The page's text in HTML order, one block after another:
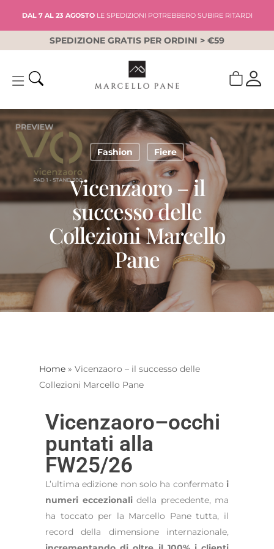
DAL 7 AL 23 AGOSTOLE SPEDIZIONI POTREBBERO SUBIRE RITARDI
SPEDIZIONE GRATIS PER ORDINI > €59
Fashion Fiere
Vicenzaoro – il
successo delle
Collezioni Marcello
Pane
Home » Vicenzaoro – il successo delle
Collezioni Marcello Pane
Vicenzaoro–occhi
puntati alla
FW25/26
L’ultima edizione non solo ha confermato i
numeri eccezionali della precedente, ma
ha toccato per la Marcello Pane tutta, il
record della dimensione internazionale,